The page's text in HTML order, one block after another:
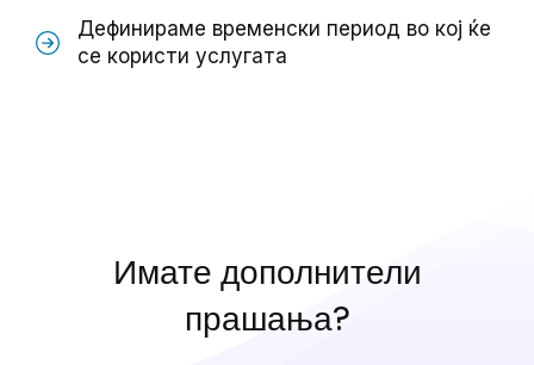
Дефинираме временски период во кој ќе
се користи услугата
Имате дополнители
прашања?